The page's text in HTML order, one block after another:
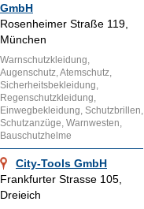
GmbH
Rosenheimer Straße 119,
München
Warnschutzkleidung,
Augenschutz, Atemschutz,
Sicherheitsbekleidung,
Regenschutzkleidung,
Einwegbekleidung, Schutzbrillen,
Schutzanzüge, Warnwesten,
Bauschutzhelme
City-Tools GmbH
Frankfurter Strasse 105,
Dreieich